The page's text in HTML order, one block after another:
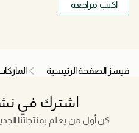
اكتب مراجعة
فيسز الصفحة الرئيسية
اشترك في
كن أول من يعلم بمنتجاتنا